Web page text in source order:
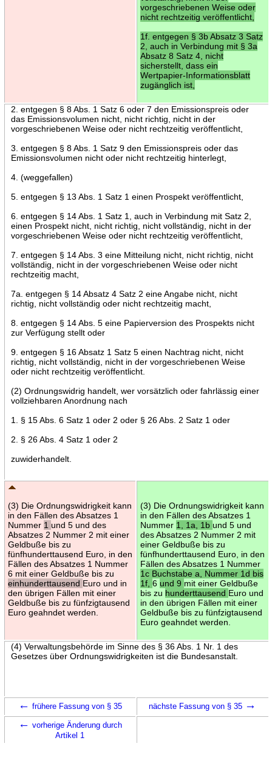
vorgeschriebenen Weise oder
nicht rechtzeitig veröffentlicht,
1f. entgegen § 3b Absatz 3 Satz
2, auch in Verbindung mit § 3a
Absatz 8 Satz 4, nicht
sicherstellt, dass ein
Wertpapier-Informationsblatt
zugänglich ist,
2. entgegen § 8 Abs. 1 Satz 6 oder 7 den Emissionspreis oder
das Emissionsvolumen nicht, nicht richtig, nicht in der
vorgeschriebenen Weise oder nicht rechtzeitig veröffentlicht,
3. entgegen § 8 Abs. 1 Satz 9 den Emissionspreis oder das
Emissionsvolumen nicht oder nicht rechtzeitig hinterlegt,
4. (weggefallen)
5. entgegen § 13 Abs. 1 Satz 1 einen Prospekt veröffentlicht,
6. entgegen § 14 Abs. 1 Satz 1, auch in Verbindung mit Satz 2,
einen Prospekt nicht, nicht richtig, nicht vollständig, nicht in der
vorgeschriebenen Weise oder nicht rechtzeitig veröffentlicht,
7. entgegen § 14 Abs. 3 eine Mitteilung nicht, nicht richtig, nicht
vollständig, nicht in der vorgeschriebenen Weise oder nicht
rechtzeitig macht,
7a. entgegen § 14 Absatz 4 Satz 2 eine Angabe nicht, nicht
richtig, nicht vollständig oder nicht rechtzeitig macht,
8. entgegen § 14 Abs. 5 eine Papierversion des Prospekts nicht
zur Verfügung stellt oder
9. entgegen § 16 Absatz 1 Satz 5 einen Nachtrag nicht, nicht
richtig, nicht vollständig, nicht in der vorgeschriebenen Weise
oder nicht rechtzeitig veröffentlicht.
(2) Ordnungswidrig handelt, wer vorsätzlich oder fahrlässig einer
vollziehbaren Anordnung nach
1. § 15 Abs. 6 Satz 1 oder 2 oder § 26 Abs. 2 Satz 1 oder
2. § 26 Abs. 4 Satz 1 oder 2
zuwiderhandelt.
(3) Die Ordnungswidrigkeit kann
in den Fällen des Absatzes 1
Nummer 1 und 5 und des
Absatzes 2 Nummer 2 mit einer
Geldbuße bis zu
fünfhunderttausend Euro, in den
Fällen des Absatzes 1 Nummer
6 mit einer Geldbuße bis zu
einhunderttausend Euro und in
den übrigen Fällen mit einer
Geldbuße bis zu fünfzigtausend
Euro geahndet werden.
(3) Die Ordnungswidrigkeit kann
in den Fällen des Absatzes 1
Nummer 1, 1a, 1b und 5 und
des Absatzes 2 Nummer 2 mit
einer Geldbuße bis zu
fünfhunderttausend Euro, in den
Fällen des Absatzes 1 Nummer
1c Buchstabe a, Nummer 1d bis
1f, 6 und 9 mit einer Geldbuße
bis zu hunderttausend Euro und
in den übrigen Fällen mit einer
Geldbuße bis zu fünfzigtausend
Euro geahndet werden.
(4) Verwaltungsbehörde im Sinne des § 36 Abs. 1 Nr. 1 des
Gesetzes über Ordnungswidrigkeiten ist die Bundesanstalt.
← frühere Fassung von § 35 nächste Fassung von § 35 →
← vorherige Änderung durch
Artikel 1